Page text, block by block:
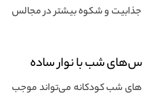
و شکوه بیشتر در مجالس
شب با نوار ساده
شب کودکانه می‌تواند موجب